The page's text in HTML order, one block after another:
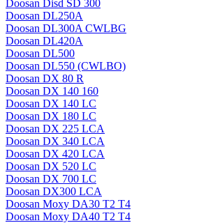
Doosan Disd SD 300
Doosan DL250A
Doosan DL300A CWLBG
Doosan DL420A
Doosan DL500
Doosan DL550 (CWLBO)
Doosan DX 80 R
Doosan DX 140 160
Doosan DX 140 LC
Doosan DX 180 LC
Doosan DX 225 LCA
Doosan DX 340 LCA
Doosan DX 420 LCA
Doosan DX 520 LC
Doosan DX 700 LC
Doosan DX300 LCA
Doosan Moxy DA30 T2 T4
Doosan Moxy DA40 T2 T4